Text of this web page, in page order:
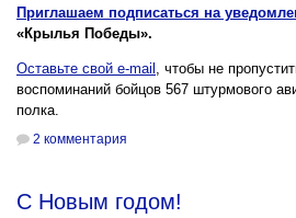
Приглашаем подписаться на
«Крылья Победы».
Оставьте свой e-mail
, чтобы не
воспоминаний бойцов 567 штурмового
полка.
2 комментария
С Новым годом!